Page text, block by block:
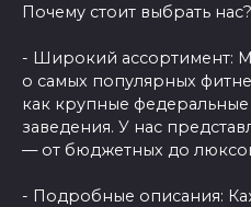
Почему стоит выбрать нас?
- Широкий ассортимент:
о самых популярных
как крупные федеральные
заведения. У нас
— от бюджетных до
- Подробные описания: